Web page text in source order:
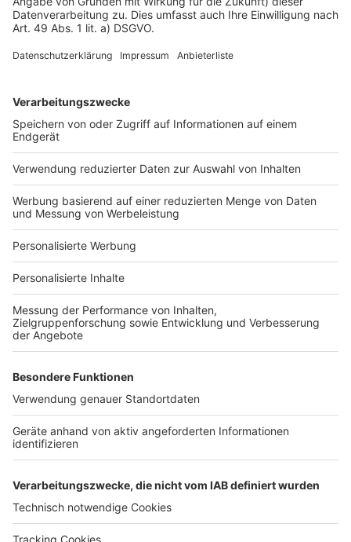
Impressum
Services
Bauprojekt-Quiz
Häuser-Suche
Hausanbieter-Suche
Bauprojekt-Profil
Für Unternehmen
Ihre Baufirma auf bauen.de
Kostenloses Infogespräch